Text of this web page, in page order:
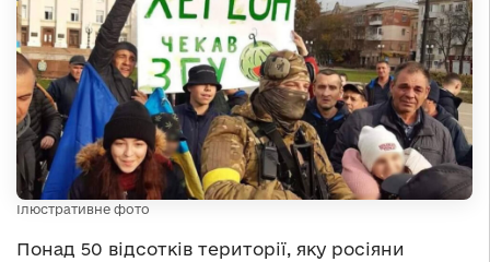
Ілюстративне фото
Понад 50 відсотків території, яку росіяни